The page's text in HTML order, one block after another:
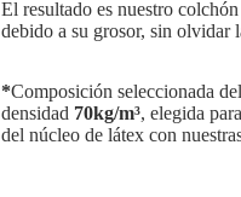
El resultado es nuestro
debido a su grosor, sin olvidar
*Composición seleccionada
densidad 70kg/m³, elegida
del núcleo de látex con